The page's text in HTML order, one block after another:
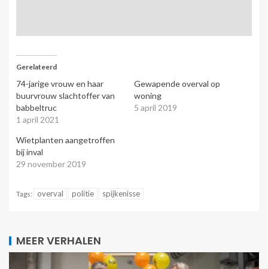
Gerelateerd
74-jarige vrouw en haar
buurvrouw slachtoffer van
babbeltruc
1 april 2021
Gewapende overval op
woning
5 april 2019
Wietplanten aangetroffen
bij inval
29 november 2019
Tags: overval politie spijkenisse
MEER VERHALEN